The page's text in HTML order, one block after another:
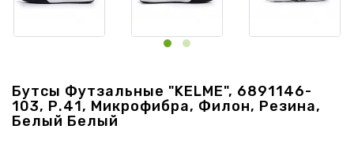
Бутсы Футзальные "KELME", 6891146-
103, Р.41, Микрофибра, Филон, Резина,
Белый Белый